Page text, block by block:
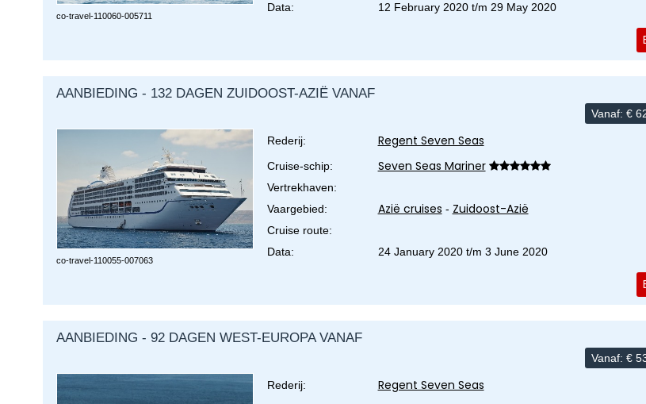
co-travel-110060-005711
Data:
12 February 2020 t/m 29 May 2020
AANBIEDING - 132 DAGEN ZUIDOOST-AZIË VANAF
Vanaf: €
co-travel-110055-007063
Rederij: Regent Seven Seas
Cruise-schip: Seven Seas Mariner
Vertrekhaven:
Vaargebied:
Azië cruises - Zuidoost-Azië
Cruise route:
Data:
24 January 2020 t/m 3 June 2020
AANBIEDING - 92 DAGEN WEST-EUROPA VANAF
Vanaf: €
Rederij:
Regent Seven Seas